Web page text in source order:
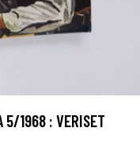
5/1968 : VERISET